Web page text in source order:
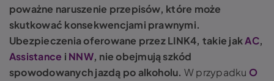
poważne naruszenie przepisów, które może
skutkować konsekwencjami prawnymi.
Ubezpieczenia oferowane przez LINK4, takie jakAC,
Assistance i NNW, nie obejmują szkód
spowodowanych jazdą po alkoholu. W przypadku O